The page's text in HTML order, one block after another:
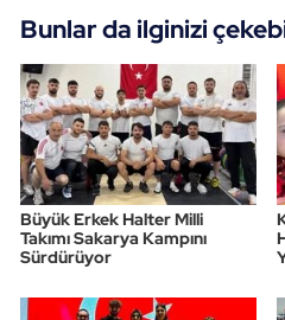
Bunlar da ilginizi
Büyük Erkek Halter Milli
Takımı Sakarya Kampını
Sürdürüyor
Wushu Kungfu
Yelken
Yüzme